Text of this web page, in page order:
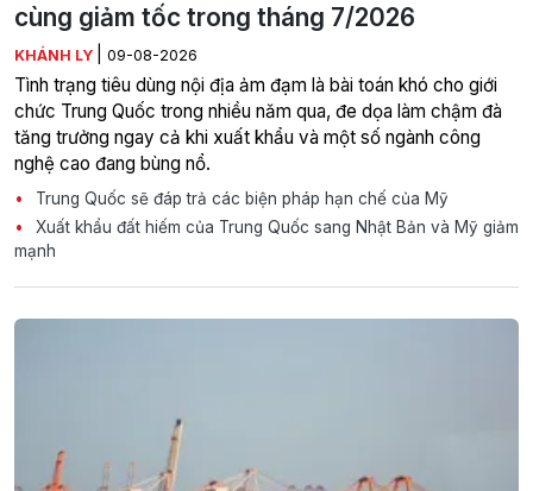
cùng giảm tốc trong tháng 7/2026
KHÁNH LY 09-08-2026
Tình trạng tiêu dùng nội địa ảm đạm là bài toán khó cho giới
chức Trung Quốc trong nhiều năm qua, đe dọa làm chậm đà
tăng trưởng ngay cả khi xuất khẩu và một số ngành công
nghệ cao đang bùng nổ.
Trung Quốc sẽ đáp trả các biện pháp hạn chế của Mỹ
Xuất khẩu đất hiếm của Trung Quốc sang Nhật Bản và Mỹ giảm
mạnh